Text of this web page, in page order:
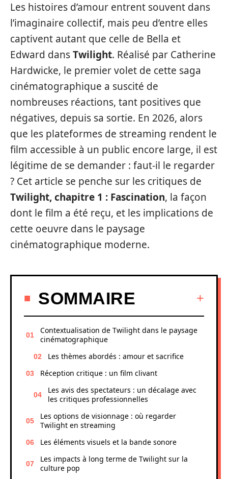
Les histoires d’amour entrent souvent dans
l’imaginaire collectif, mais peu d’entre elles
captivent autant que celle de Bella et
Edward dansTwilight. Réalisé par Catherine
Hardwicke, le premier volet de cette saga
cinématographique a suscité de
nombreuses réactions, tant positives que
négatives, depuis sa sortie. En 2026, alors
que les plateformes de streaming rendent le
film accessible à un public encore large, il est
légitime de se demander : faut-il le regarder
? Cet article se penche sur les critiques de
Twilight, chapitre 1 : Fascination, la façon
dont le film a été reçu, et les implications de
cette oeuvre dans le paysage
cinématographique moderne.
SOMMAIRE
Contextualisation de Twilight dans le paysage
cinématographique
Les thèmes abordés : amour et sacrifice
Réception critique : un film clivant
Les avis des spectateurs : un décalage avec
les critiques professionnelles
Les options de visionnage : où regarder
Twilight en streaming
Les éléments visuels et la bande sonore
Les impacts à long terme de Twilight sur la
culture pop